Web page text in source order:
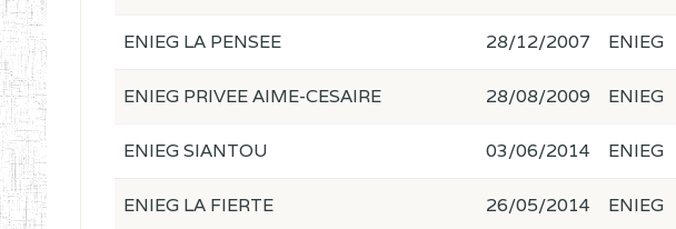
ENIEG LA PENSEE 28/12/2007 ENIEG
ENIEG PRIVEE AIME-CESAIRE 28/08/2009 ENIEG
ENIEG SIANTOU 03/06/2014 ENIEG
ENIEG LA FIERTE 26/05/2014 ENIEG